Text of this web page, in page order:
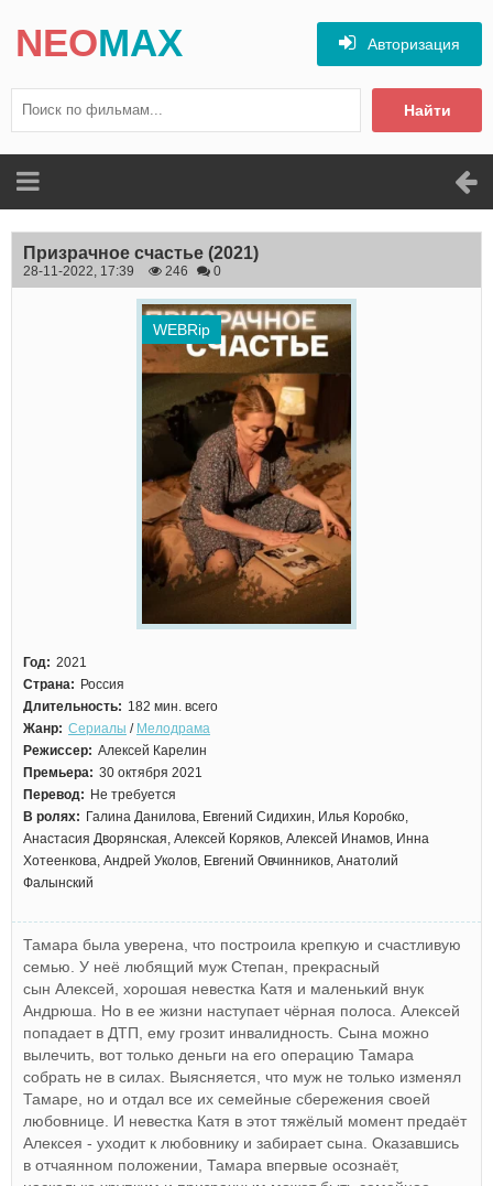
NEOMAX
Найти
Авторизация
Призрачное счастье (2021)
28-11-2022, 17:39 246 0
WEBRip
Год: 2021
Страна: Россия
Длительность: 182 мин. всего
Жанр: Сериалы / Мелодрама
Режиссер: Алексей Карелин
Премьера: 30 октября 2021
Перевод: Не требуется
В ролях: Галина Данилова, Евгений Сидихин, Илья Коробко,
Анастасия Дворянская, Алексей Коряков, Алексей Инамов, Инна
Хотеенкова, Андрей Уколов, Евгений Овчинников, Анатолий
Фалынский
Тамара была уверена, что построила крепкую и счастливую
семью. У неё любящий муж Степан, прекрасный
сын Алексей, хорошая невестка Катя и маленький внук
Андрюша. Но в ее жизни наступает чёрная полоса. Алексей
попадает в ДТП, ему грозит инвалидность. Сына можно
вылечить, вот только деньги на его операцию Тамара
собрать не в силах. Выясняется, что муж не только изменял
Тамаре, но и отдал все их семейные сбережения своей
любовнице. И невестка Катя в этот тяжёлый момент предаёт
Алексея - уходит к любовнику и забирает сына. Оказавшись
в отчаянном положении, Тамара впервые осознаёт,